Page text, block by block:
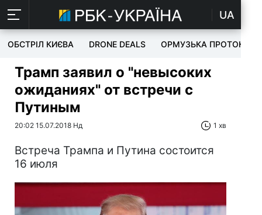
UA
ОБСТРІЛ КИЄВА DRONE DEALS ОРМУЗЬКА ПРОТОКА
Трамп заявил о "невысоких
ожиданиях" от встречи с
Путиным
20:02 15.07.2018 Нд 1 хв
Встреча Трампа и Путина состоится
16 июля